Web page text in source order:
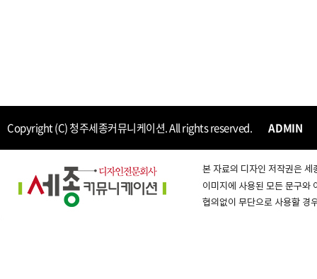
Copyright (C) 청주세종커뮤니케이션. All rights reserved. ADMIN